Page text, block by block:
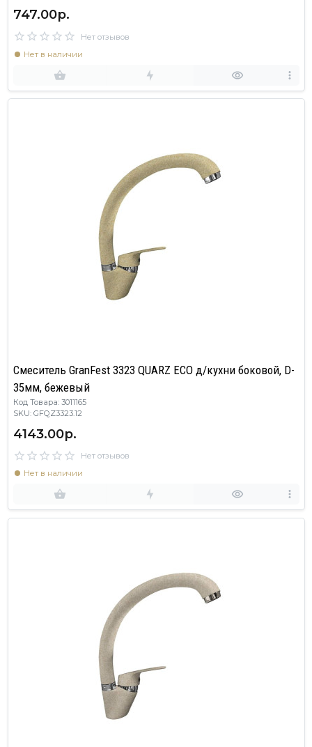
747.00р.
Нет отзывов
Нет в наличии
Смеситель GranFest 3323 QUARZ ECO д/кухни боковой, D-
35мм, бежевый
Код Товара: 3011165
SKU: GFQZ3323.12
4143.00р.
Нет отзывов
Нет в наличии